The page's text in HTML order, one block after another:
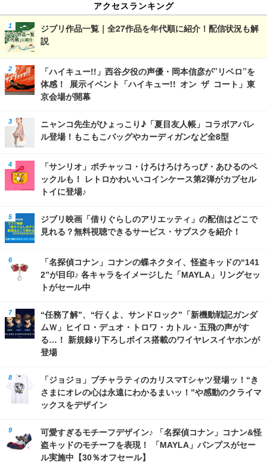
アクセスランキング
ジブリ作品一覧｜全27作品を年代順に紹介！配信状況も解
説
「ハイキュー!!」西谷夕役の声優・岡本信彦が”リベロ”を
体感！ 展示イベント「ハイキュー!! オン ザ コート」東
京会場が開幕
ニャンコ先生がひょっこり♪「夏目友人帳」コラボアパレ
ル登場！もこもこバッグやカーディガンなど全8型
「サンリオ」ポチャッコ・けろけろけろっぴ・あひるのペ
ックルも！ レトロかわいいコインケース第2弾がカプセル
トイに登場♪
ジブリ映画「借りぐらしのアリエッティ」の配信はどこで
見れる？無料視聴できるサービス・サブスクを紹介！
「名探偵コナン」コナンの蝶ネクタイ、怪盗キッドの“141
2”が目印♪ 各キャラをイメージした「MAYLA」リングセッ
トがセール中
“任務了解”、“行くよ、サンドロック”「新機動戦記ガンダ
ムＷ」ヒイロ・デュオ・トロワ・カトル・五飛の声がす
る…！ 新規録り下ろしボイス搭載のワイヤレスイヤホンが
登場
「ジョジョ」ブチャラティのカリスマTシャツ登場ッ！“き
さまにオレの心は永遠にわかるまいッ！”や感動のクライマ
ックスをデザイン
可愛すぎるモチーフデザイン♪ 「名探偵コナン」コナン&怪
盗キッドのモチーフを表現！ 「MAYLA」パンプスがセー
ル実施中【30％オフセール】